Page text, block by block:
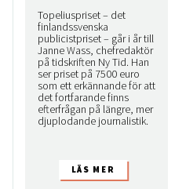
Topeliuspriset – det
finlandssvenska
publicistpriset – går i år till
Janne Wass, chefredaktör
på tidskriften Ny Tid. Han
ser priset på 7500 euro
som ett erkännande för att
det fortfarande finns
efterfrågan på längre, mer
djuplodande journalistik.